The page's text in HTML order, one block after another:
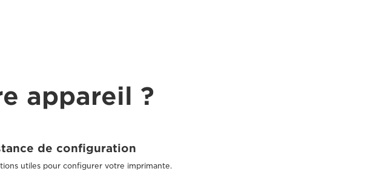
appareil ?
de configuration
utiles pour configurer votre imprimante.